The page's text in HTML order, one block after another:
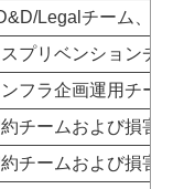
Legalチーム、
スプリベンションチ
フラ企画運用チー
チームおよび損害
チームおよび損害